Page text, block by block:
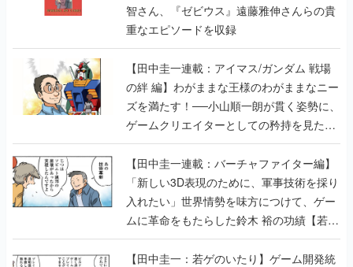
智さん、『ゼビウス』遠藤雅伸さんらの貴
重なエピソードを収録
【田中圭一連載：アイマス/ガンダム 戦場
の絆 編】わがままな王様のわがままなニー
ズを満たす！──小山順一朗が貫く姿勢に、
ゲームクリエイターとしての矜持を見た
【若ゲのいたり最終回】
【田中圭一連載：バーチャファイター編】
「新しい3D表現のために、軍事技術を採り
入れたい」世界情勢を味方につけて、ゲー
ムに革命をもたらした鈴木 裕の功績【若ゲ
のいたり】
【田中圭一：若ゲのいたり】ゲーム開発統